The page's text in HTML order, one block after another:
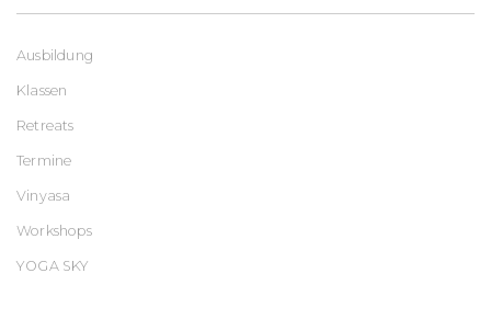
Ausbildung
Klassen
Retreats
Termine
Vinyasa
Workshops
YOGA SKY